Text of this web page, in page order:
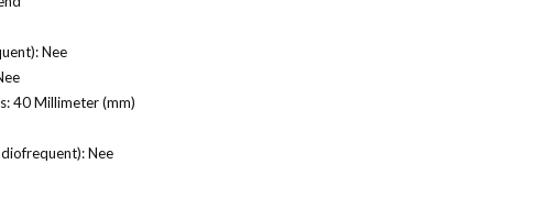
Nee
40 Millimeter (mm)
Nee